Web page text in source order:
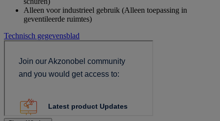
Alleen voor industrieel gebruik (Alleen toepassing in
geventileerde ruimtes)
Technisch gegevensblad